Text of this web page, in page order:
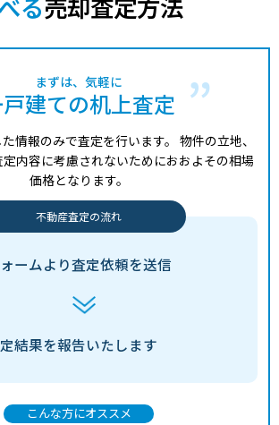
まずは、気軽に
建ての机上査定
情報のみで査定を行います。 物件の立地、
内容に考慮されないためにおおよその相場
価格となります。
不動産査定の流れ
ームより査定依頼を送信
結果を報告いたします
こんな方にオススメ